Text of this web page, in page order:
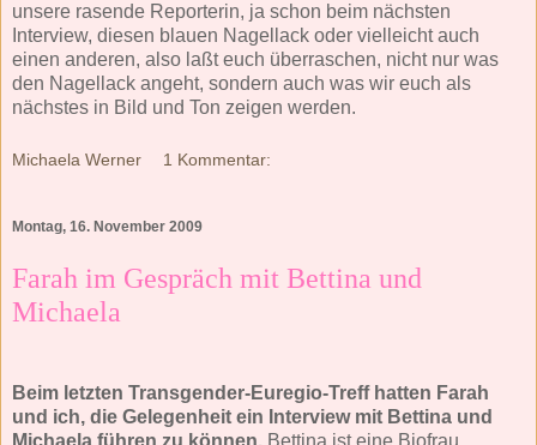
unsere rasende Reporterin, ja schon beim nächsten
Interview, diesen blauen Nagellack oder vielleicht auch
einen anderen, also laßt euch überraschen, nicht nur was
den Nagellack angeht, sondern auch was wir euch als
nächstes in Bild und Ton zeigen werden.
Michaela Werner 1 Kommentar:
Montag, 16. November 2009
Farah im Gespräch mit Bettina und
Michaela
Beim letzten Transgender-Euregio-Treff hatten Farah
und ich, die Gelegenheit ein Interview mit Bettina und
Michaela führen zu können. Bettina ist eine Biofrau